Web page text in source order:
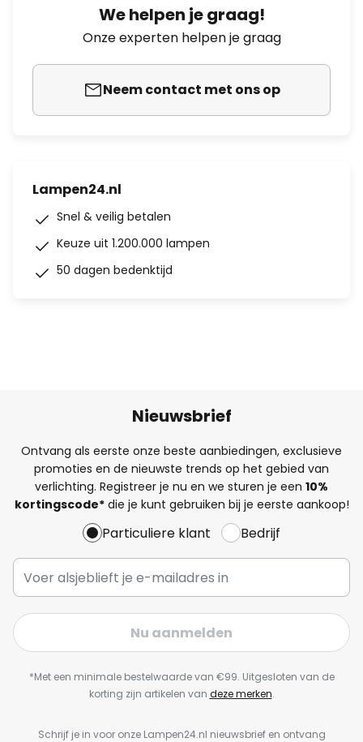
We helpen je graag!
Onze experten helpen je graag
Neem contact met ons op
Lampen24.nl
Snel & veilig betalen
Keuze uit 1.200.000 lampen
50 dagen bedenktijd
Nieuwsbrief
Ontvang als eerste onze beste aanbiedingen, exclusieve
promoties en de nieuwste trends op het gebied van
verlichting. Registreer je nu en we sturen je een 10%
kortingscode*die je kunt gebruiken bij je eerste aankoop!
Particuliere klant Bedrijf
Nu aanmelden
*Met een minimale bestelwaarde van €99. Uitgesloten van de
korting zijn artikelen van deze merken.
Schrijf je in voor onze Lampen24.nl nieuwsbrief en ontvang